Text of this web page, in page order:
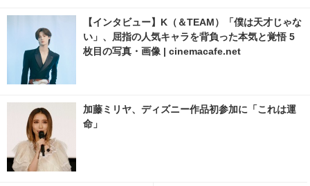
【インタビュー】K（＆TEAM）「僕は天才じゃな
い」、屈指の人気キャラを背負った本気と覚悟 5
枚目の写真・画像 | cinemacafe.net
加藤ミリヤ、ディズニー作品初参加に「これは運
命」